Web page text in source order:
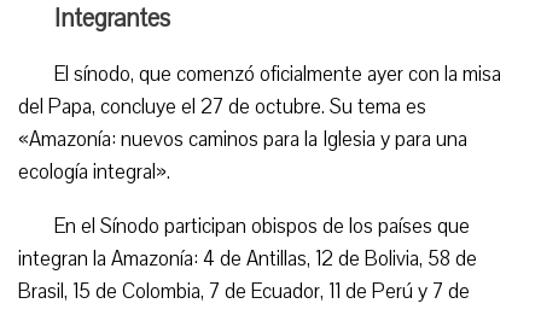
Integrantes
El sínodo, que comenzó oficialmente ayer con la misa
del Papa, concluye el 27 de octubre. Su tema es
«Amazonía: nuevos caminos para la Iglesia y para una
ecología integral».
En el Sínodo participan obispos de los países que
integran la Amazonía: 4 de Antillas, 12 de Bolivia, 58 de
Brasil, 15 de Colombia, 7 de Ecuador, 11 de Perú y 7 de